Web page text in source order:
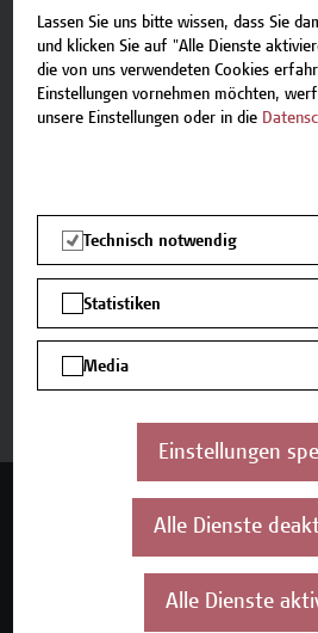
Team Campus Wien
E-Mail:academy[at]hcw.ac.at
Tel.: +43 1 606 6877-8800
Beschreibung
Termine und Anmeldung
Lassen Sie uns bitte wissen, dass Sie
und klicken Sie auf "Alle Dienste
die von uns verwendeten Cookies
Einstellungen vornehmen möchten,
unsere Einstellungen oder in die
Technisch notwendig
Statistiken
Media
Einstellungen
Alle Dienste
Alle Dienste